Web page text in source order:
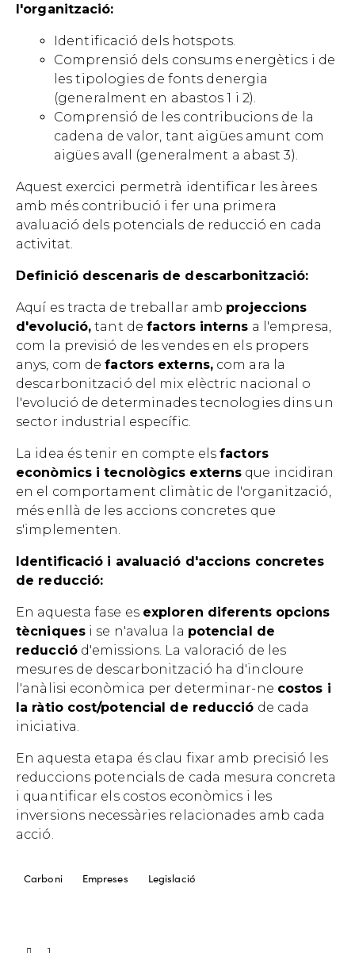
l'organització:
Identificació dels hotspots.
Comprensió dels consums energètics i de
les tipologies de fonts denergia
(generalment en abastos 1 i 2).
Comprensió de les contribucions de la
cadena de valor, tant aigües amunt com
aigües avall (generalment a abast 3).
Aquest exercici permetrà identificar les àrees
amb més contribució i fer una primera
avaluació dels potencials de reducció en cada
activitat.
Definició descenaris de descarbonització:
Aquí es tracta de treballar amb projeccions
d'evolució, tant defactors interns a l'empresa,
com la previsió de les vendes en els propers
anys, com defactors externs,com ara la
descarbonització del mix elèctric nacional o
l'evolució de determinades tecnologies dins un
sector industrial específic.
La idea és tenir en compte elsfactors
econòmics i tecnològics externs que incidiran
en el comportament climàtic de l'organització,
més enllà de les accions concretes que
s'implementen.
Identificació i avaluació d'accions concretes
de reducció:
En aquesta fase es exploren diferents opcions
tècniquesi se n'avalua la potencial de
reducciód'emissions. La valoració de les
mesures de descarbonització ha d'incloure
l'anàlisi econòmica per determinar-ne costos i
la ràtio cost/potencial de reducció de cada
iniciativa.
En aquesta etapa és clau fixar amb precisió les
reduccions potencials de cada mesura concreta
i quantificar els costos econòmics i les
inversions necessàries relacionades amb cada
acció.
Carboni Empreses Legislació